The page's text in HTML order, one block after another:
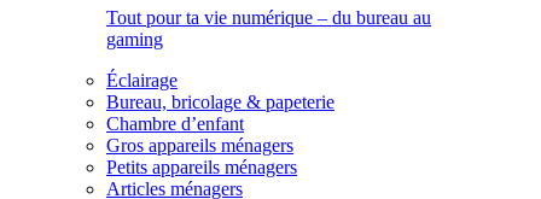
Tout pour ta vie numérique – du bureau au
gaming
Éclairage
Bureau, bricolage & papeterie
Chambre d’enfant
Gros appareils ménagers
Petits appareils ménagers
Articles ménagers